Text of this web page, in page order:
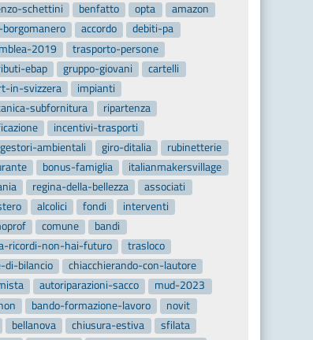
schettini
benfatto opta
amazon
accordo
debiti-pa
2019
trasporto-persone
ebap
gruppo-giovani
cartelli
in-svizzera
impianti
subfornitura
ripartenza
incentivi-trasporti
ambientali
giro-ditalia
rubinetterie
bonus-famiglia
italianmakersvillage
regina-della-bellezza
associati
alcolici fondi
interventi
comune
bandi
ricordi-non-hai-futuro
trasloco
di-bilancio
chiacchierando-con-lautore
autoriparazioni-sacco
mud-2023
bando-formazione-lavoro
novit
bellanova chiusura-estiva
sfilata